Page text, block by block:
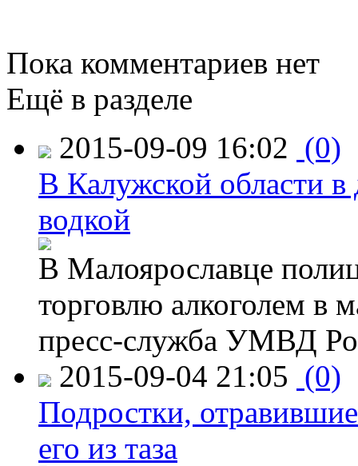
Пока комментариев нет
Ещё в разделе
2015-09-09 16:02 (0)
В Калужской области в
водкой
В Малоярославце
торговлю алкоголем в
пресс-служба УМВД
2015-09-04 21:05 (0)
Подростки,
его из таза